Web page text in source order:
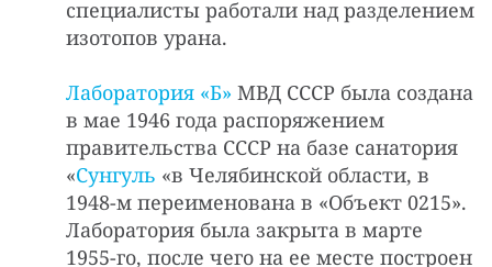
специалисты работали над разделением
изотопов урана.
Лаборатория «Б» МВД СССР была создана
в мае 1946 года распоряжением
правительства СССР на базе санатория
«Сунгуль «в Челябинской области, в
1948-м переименована в «Объект 0215».
Лаборатория была закрыта в марте
1955-го, после чего на ее месте построен